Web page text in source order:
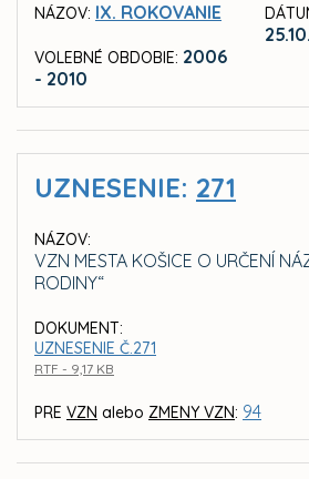
NÁZOV: IX. ROKOVANIE
VOLEBNÉ OBDOBIE: 2006
- 2010
UZNESENIE: 271
NÁZOV:
VZN MESTA KOŠICE O URČENÍ
RODINY“
DOKUMENT:
UZNESENIE Č.271
RTF - 9,17 KB
PRE VZN alebo ZMENY VZN: 94